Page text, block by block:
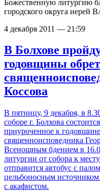
Божественную литургию
городского округа иерей
4 декабря 2011 — 21:59
В Болхове
годовщины
Коссова
В пятницу, 9 декабря, в
соборе г. Болхова
приуроченное к
священноисповедника
Всенощным бдением в
литургии от собора к
отправится автобус с
цельбоносным
с акафистом.